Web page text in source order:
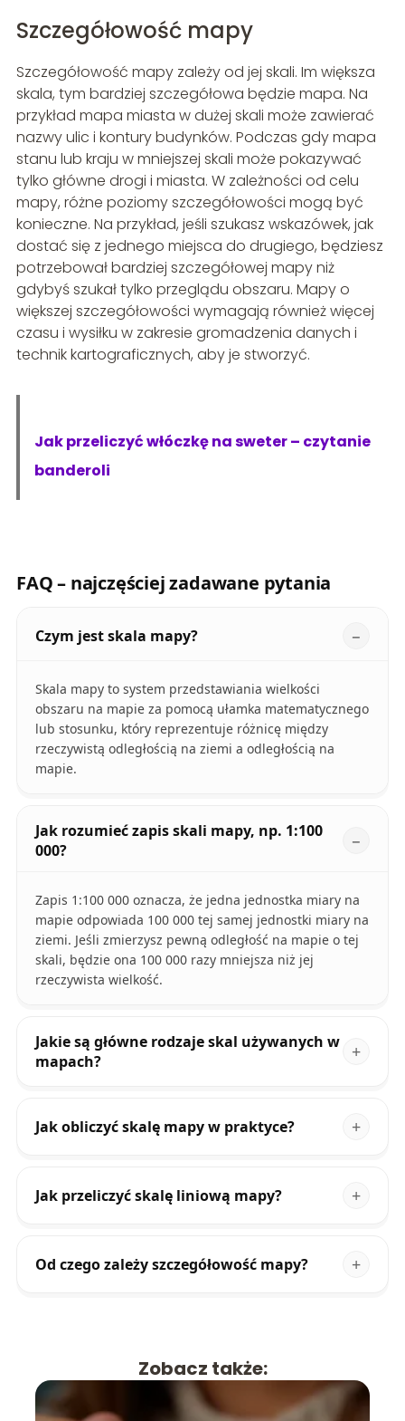
Szczegółowość mapy
Szczegółowość mapy zależy od jej skali. Im większa
skala, tym bardziej szczegółowa będzie mapa. Na
przykład mapa miasta w dużej skali może zawierać
nazwy ulic i kontury budynków. Podczas gdy mapa
stanu lub kraju w mniejszej skali może pokazywać
tylko główne drogi i miasta. W zależności od celu
mapy, różne poziomy szczegółowości mogą być
konieczne. Na przykład, jeśli szukasz wskazówek, jak
dostać się z jednego miejsca do drugiego, będziesz
potrzebował bardziej szczegółowej mapy niż
gdybyś szukał tylko przeglądu obszaru. Mapy o
większej szczegółowości wymagają również więcej
czasu i wysiłku w zakresie gromadzenia danych i
technik kartograficznych, aby je stworzyć.
Jak przeliczyć włóczkę na sweter – czytanie
banderoli
FAQ – najczęściej zadawane pytania
Czym jest skala mapy?
Skala mapy to system przedstawiania wielkości
obszaru na mapie za pomocą ułamka matematycznego
lub stosunku, który reprezentuje różnicę między
rzeczywistą odległością na ziemi a odległością na
mapie.
Jak rozumieć zapis skali mapy, np. 1:100
000?
Zapis 1:100 000 oznacza, że jedna jednostka miary na
mapie odpowiada 100 000 tej samej jednostki miary na
ziemi. Jeśli zmierzysz pewną odległość na mapie o tej
skali, będzie ona 100 000 razy mniejsza niż jej
rzeczywista wielkość.
Jakie są główne rodzaje skal używanych w
mapach?
Jak obliczyć skalę mapy w praktyce?
Jak przeliczyć skalę liniową mapy?
Od czego zależy szczegółowość mapy?
Zobacz także: